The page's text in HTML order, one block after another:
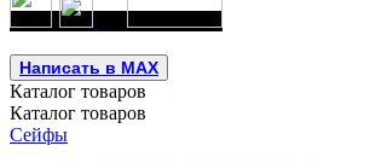
Написать в MAX
Каталог товаров
Каталог товаров
Сейфы